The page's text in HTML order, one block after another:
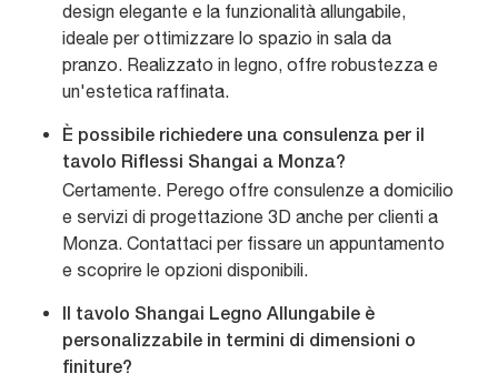
design elegante e la funzionalità allungabile,
ideale per ottimizzare lo spazio in sala da
pranzo. Realizzato in legno, offre robustezza e
un'estetica raffinata.
È possibile richiedere una consulenza per il
tavolo Riflessi Shangai a Monza?
Certamente. Perego offre consulenze a domicilio
e servizi di progettazione 3D anche per clienti a
Monza. Contattaci per fissare un appuntamento
e scoprire le opzioni disponibili.
Il tavolo Shangai Legno Allungabile è
personalizzabile in termini di dimensioni o
finiture?